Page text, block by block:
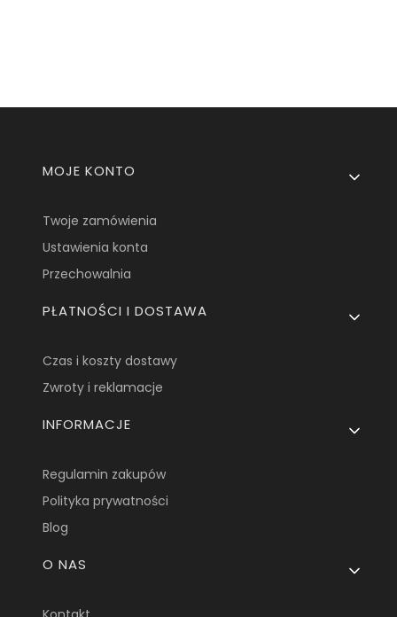
Linki w stopce
MOJE KONTO
Twoje zamówienia
Ustawienia konta
Przechowalnia
PŁATNOŚCI I DOSTAWA
Czas i koszty dostawy
Zwroty i reklamacje
INFORMACJE
Regulamin zakupów
Polityka prywatności
Blog
O NAS